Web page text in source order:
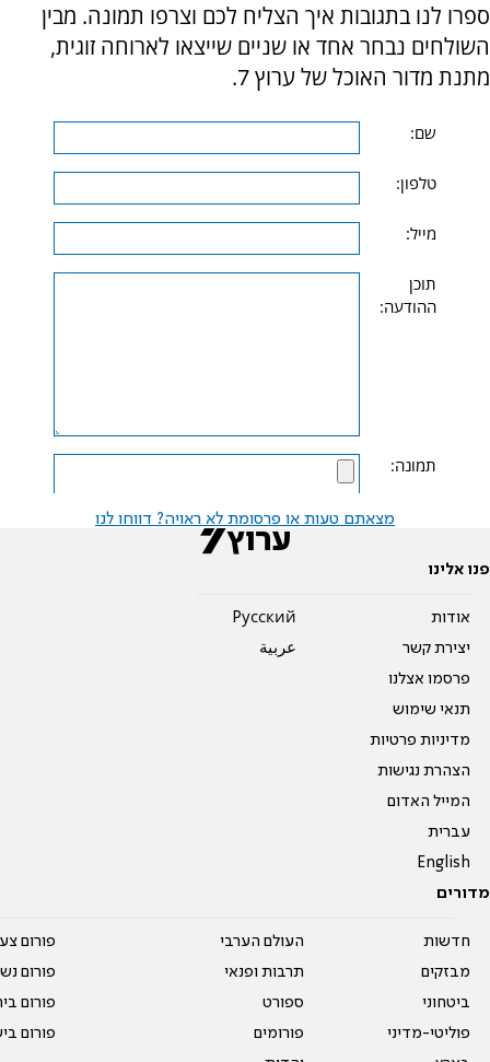
ספרו לנו בתגובות איך הצליח לכם וצרפו תמונה. מבין
השולחים נבחר אחד או שניים שייצאו לארוחה זוגית,
מתנת מדור האוכל של ערוץ 7.
שם:
טלפון:
מייל:
תוכן
ההודעה:
תמונה:
שלח
מצאתם טעות או פרסומת לא ראויה? דווחו לנו
פנו אלינו
אודות
יצירת קשר
פרסמו אצלנו
תנאי שימוש
מדיניות פרטיות
הצהרת נגישות
המייל האדום
עברית
English
Pусский
عربية
מדורים
חדשות
מבזקים
ביטחוני
פוליטי-מדיני
העולם הערבי
תרבות ופנאי
ספורט
פורומים
פורום
פורום
פורום
פורום